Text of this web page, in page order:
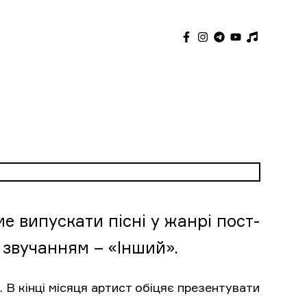
пісні у жанрі пост-
– «Інший».
місяця артист обіцяє презентувати